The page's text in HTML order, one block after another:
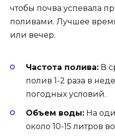
чтобы почва успевала
поливами. Лучшее
или вечер.
Частота полива: В
полив 1-2 раза в
погодных условий.
Объем воды: На
около 10-15 литров